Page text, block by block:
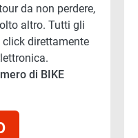
da non perdere,
altro. Tutti gli
direttamente
di BIKE